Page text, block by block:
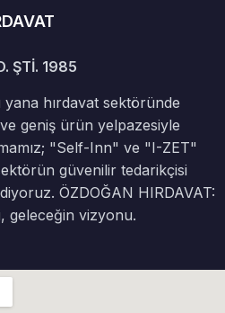
ŞTİ. 1985
yana hırdavat sektöründe
geniş ürün yelpazesiyle
"Self-Inn" ve "I-ZET"
güvenilir tedarikçisi
ÖZDOĞAN HIRDAVAT:
geleceğin vizyonu.